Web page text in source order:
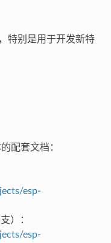
特别是用于开发新特
配套文档：
esp-
）：
esp-